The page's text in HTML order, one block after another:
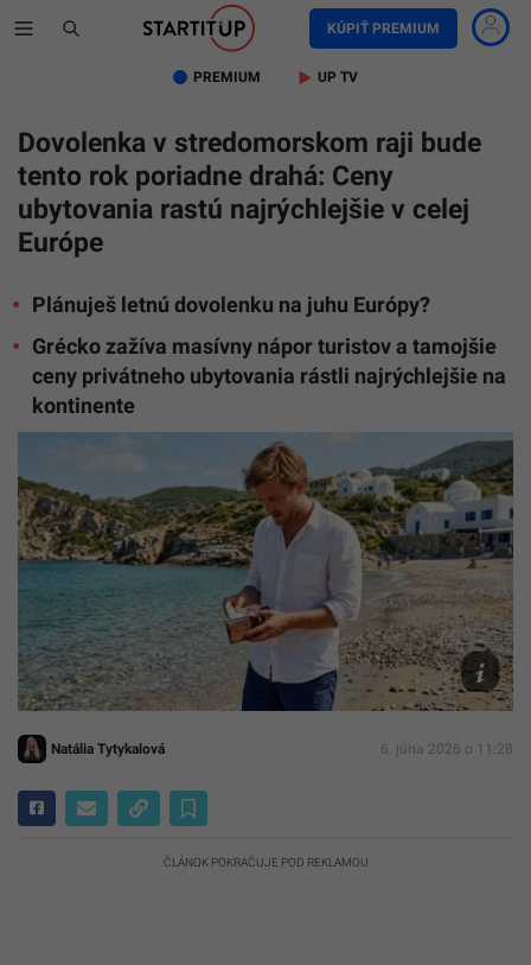
KÚPIŤ PREMIUM
PREMIUM UP TV
Dovolenka v stredomorskom raji bude
tento rok poriadne drahá: Ceny
ubytovania rastú najrýchlejšie v celej
Európe
Plánuješ letnú dovolenku na juhu Európy?
Grécko zažíva masívny nápor turistov a tamojšie
ceny privátneho ubytovania rástli najrýchlejšie na
kontinente
foto
AI
Natália Tytykalová 6. júna 2026 o 11:28
ČLÁNOK POKRAČUJE POD REKLAMOU